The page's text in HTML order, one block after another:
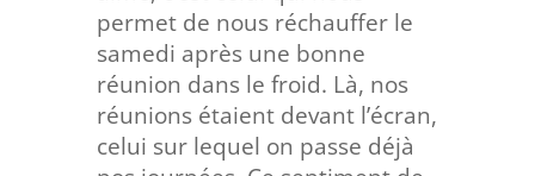
permet de nous réchauffer le
samedi après une bonne
réunion dans le froid. Là, nos
réunions étaient devant l’écran,
celui sur lequel on passe déjà